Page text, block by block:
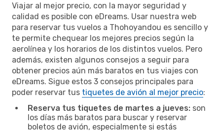
Viajar al mejor precio, con la mayor seguridad y
calidad es posible con eDreams. Usar nuestra web
para reservar tus vuelos a Thohoyandou es sencillo y
te permite chequear los mejores precios según la
aerolínea y los horarios de los distintos vuelos. Pero
además, existen algunos consejos a seguir para
obtener precios aún más baratos en tus viajes con
eDreams. Sigue estos 3 consejos principales para
poder reservar tus tiquetes de avión al mejor precio:
Reserva tus tiquetes de martes a jueves: son
los días más baratos para buscar y reservar
boletos de avión, especialmente si estás